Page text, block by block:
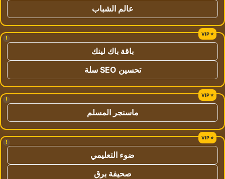
عالم الشباب
!
باقة باك لينك
تحسين SEO سلة
!
ماسنجر المسلم
!
ضوء التعليمي
صحيفة برق